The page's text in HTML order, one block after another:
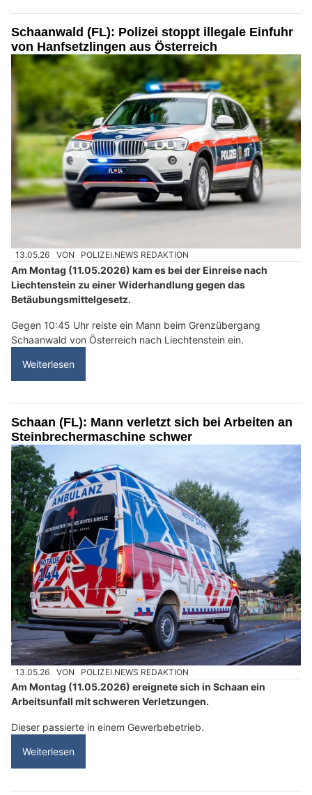
Schaanwald (FL): Polizei stoppt illegale Einfuhr
von Hanfsetzlingen aus Österreich
13.05.26 VON POLIZEI.NEWS REDAKTION
Am Montag (11.05.2026) kam es bei der Einreise nach
Liechtenstein zu einer Widerhandlung gegen das
Betäubungsmittelgesetz.
Gegen 10:45 Uhr reiste ein Mann beim Grenzübergang
Schaanwald von Österreich nach Liechtenstein ein.
Weiterlesen
Schaan (FL): Mann verletzt sich bei Arbeiten an
Steinbrechermaschine schwer
13.05.26 VON POLIZEI.NEWS REDAKTION
Am Montag (11.05.2026) ereignete sich in Schaan ein
Arbeitsunfall mit schweren Verletzungen.
Dieser passierte in einem Gewerbebetrieb.
Weiterlesen